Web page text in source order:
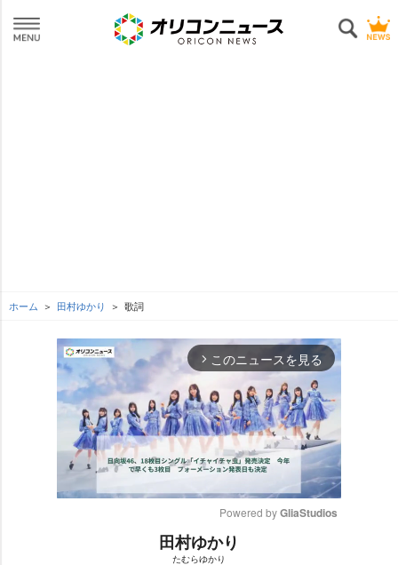
ホーム 田村ゆかり 歌詞
arrow_forward_ios このニュースを見る
Powered by GliaStudios
田村ゆかり
たむらゆかり